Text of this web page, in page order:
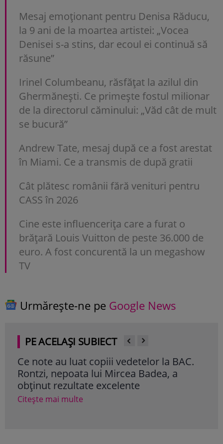
Mesaj emoționant pentru Denisa Răducu,
la 9 ani de la moartea artistei: „Vocea
Denisei s-a stins, dar ecoul ei continuă să
răsune”
Irinel Columbeanu, răsfățat la azilul din
Ghermănești. Ce primește fostul milionar
de la directorul căminului: „Văd cât de mult
se bucură”
Andrew Tate, mesaj după ce a fost arestat
în Miami. Ce a transmis de după gratii
Cât plătesc românii fără venituri pentru
CASS în 2026
Cine este influencerița care a furat o
brățară Louis Vuitton de peste 36.000 de
euro. A fost concurentă la un megashow
TV
Urmărește-ne pe Google News
PE ACELAȘI SUBIECT
Ce note au luat copiii vedetelor la BAC.
Rontzi, nepoata lui Mircea Badea, a
obținut rezultate excelente
Citește mai multe